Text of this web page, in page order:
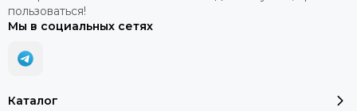
Каталог
пользоваться!
Мы в социальных сетях